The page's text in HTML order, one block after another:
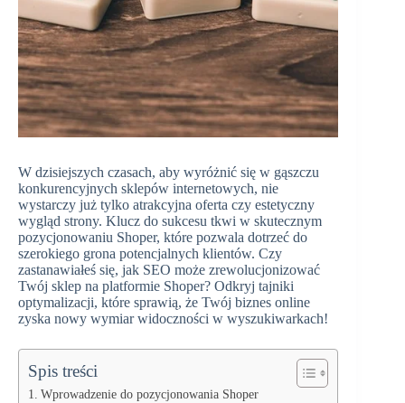
W dzisiejszych czasach, aby wyróżnić się w gąszczu
konkurencyjnych sklepów internetowych, nie
wystarczy już tylko atrakcyjna oferta czy estetyczny
wygląd strony. Klucz do sukcesu tkwi w skutecznym
pozycjonowaniu Shoper, które pozwala dotrzeć do
szerokiego grona potencjalnych klientów. Czy
zastanawiałeś się, jak SEO może zrewolucjonizować
Twój sklep na platformie Shoper? Odkryj tajniki
optymalizacji, które sprawią, że Twój biznes online
zyska nowy wymiar widoczności w wyszukiwarkach!
Spis treści
Wprowadzenie do pozycjonowania Shoper